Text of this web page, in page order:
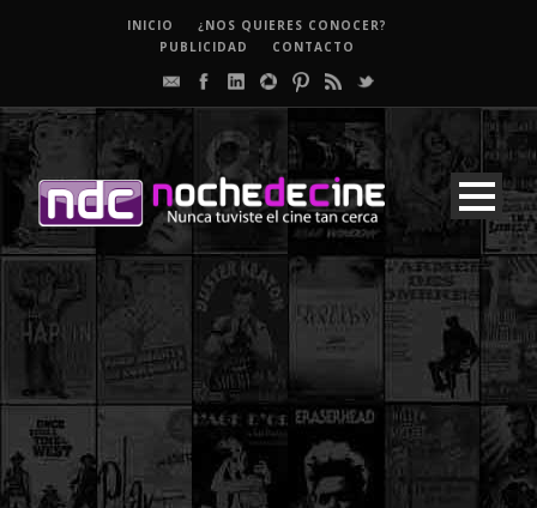
INICIO
¿NOS QUIERES CONOCER?
PUBLICIDAD
CONTACTO